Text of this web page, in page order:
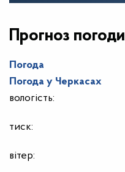
Прогноз погоди
Погода
Погода у Черкасах
вологість:
тиск:
вітер: